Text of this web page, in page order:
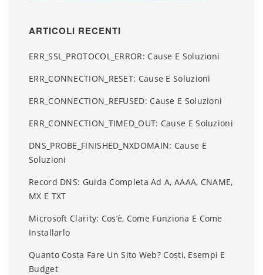
ARTICOLI RECENTI
ERR_SSL_PROTOCOL_ERROR: Cause E Soluzioni
ERR_CONNECTION_RESET: Cause E Soluzioni
ERR_CONNECTION_REFUSED: Cause E Soluzioni
ERR_CONNECTION_TIMED_OUT: Cause E Soluzioni
DNS_PROBE_FINISHED_NXDOMAIN: Cause E
Soluzioni
Record DNS: Guida Completa Ad A, AAAA, CNAME,
MX E TXT
Microsoft Clarity: Cos’è, Come Funziona E Come
Installarlo
Quanto Costa Fare Un Sito Web? Costi, Esempi E
Budget